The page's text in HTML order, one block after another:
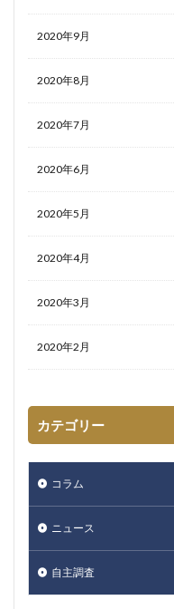
2020年9月
2020年8月
2020年7月
2020年6月
2020年5月
2020年4月
2020年3月
2020年2月
カテゴリー
コラム
ニュース
自主調査